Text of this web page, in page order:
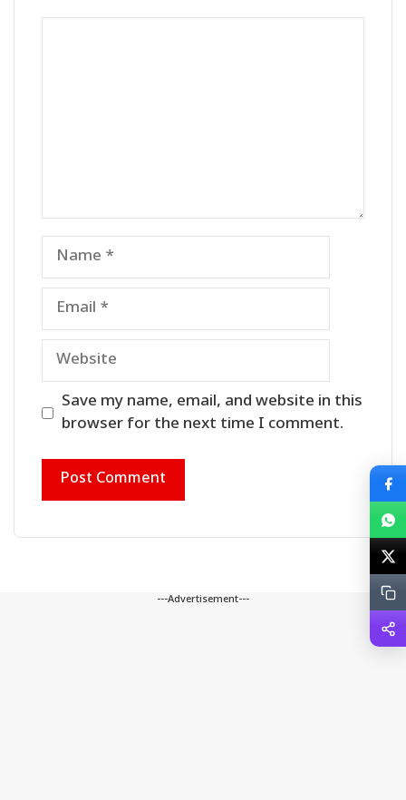
Name
Email
Website
Save my name, email, and website in this
browser for the next time I comment.
---Advertisement---